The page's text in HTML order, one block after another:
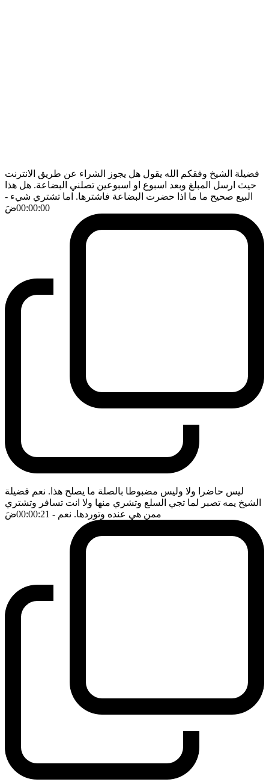
فضيلة الشيخ وفقكم الله يقول هل يجوز الشراء عن طريق الانترنت
حيث ارسل المبلغ وبعد اسبوع او اسبوعين تصلني البضاعة. هل هذا
البيع صحيح ما ما اذا حضرت البضاعة فاشترها. اما تشتري شيء -
00:00:00ضَ
ليس حاضرا ولا وليس مضبوطا بالصلة ما يصلح هذا. نعم فضيلة
الشيخ يمه تصبر لما تجي السلع وتشري منها ولا انت تسافر وتشتري
ممن هي عنده وتوردها. نعم - 00:00:21 ضَ